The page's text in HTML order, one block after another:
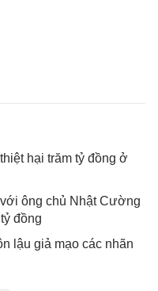
hại trăm tỷ đồng ở
ông chủ Nhật Cường
đồng
lậu giả mạo các nhãn